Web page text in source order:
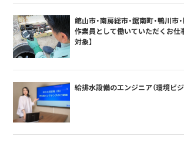
館山市・南房総市・鋸南町・鴨川市
作業員として働いていただくお仕
対象】
給排水設備のエンジニア（環境ビ